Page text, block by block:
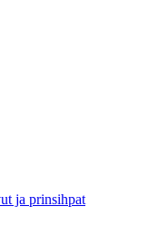
ja prinsihpat